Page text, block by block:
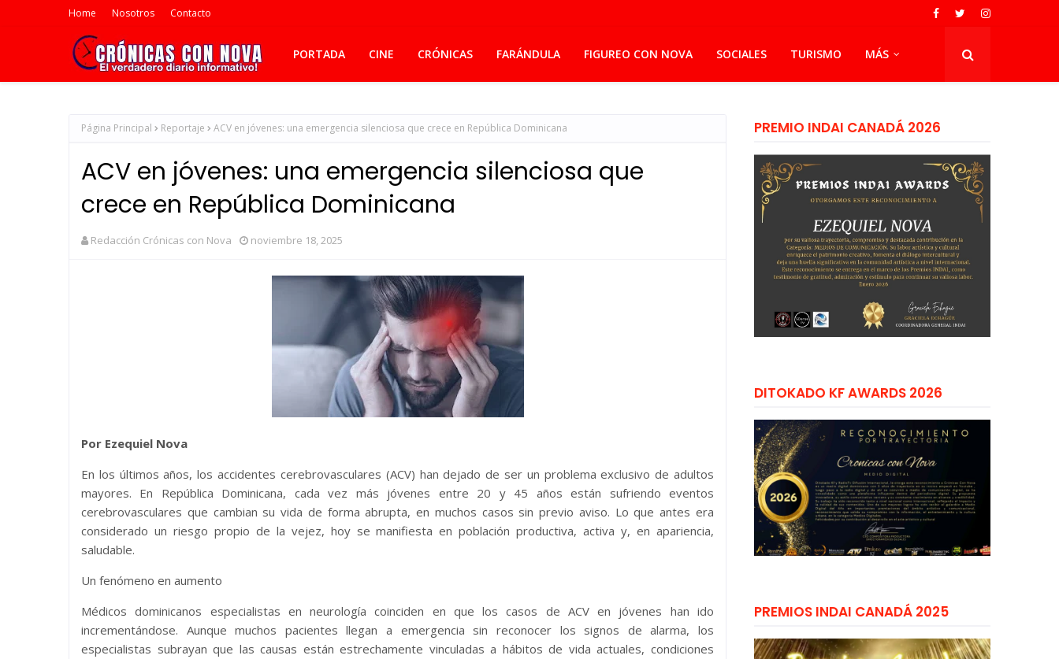
Home Nosotros Contacto
PORTADA CINE CRÓNICAS FARÁNDULA FIGUREO CON NOVA SOCIALES TURISMO MÁS
Página Principal Reportaje ACV en jóvenes: una emergencia silenciosa que crece en República Dominicana
ACV en jóvenes: una emergencia silenciosa que
crece en República Dominicana
Redacción Crónicas con Nova noviembre 18, 2025
Por Ezequiel Nova
En los últimos años, los accidentes cerebrovasculares (ACV) han dejado de ser un problema exclusivo de adultos
mayores. En República Dominicana, cada vez más jóvenes entre 20 y 45 años están sufriendo eventos
cerebrovasculares que cambian su vida de forma abrupta, en muchos casos sin previo aviso. Lo que antes era
considerado un riesgo propio de la vejez, hoy se manifiesta en población productiva, activa y, en apariencia,
saludable.
Un fenómeno en aumento
Médicos dominicanos especialistas en neurología coinciden en que los casos de ACV en jóvenes han ido
incrementándose. Aunque muchos pacientes llegan a emergencia sin reconocer los signos de alarma, los
especialistas subrayan que las causas están estrechamente vinculadas a hábitos de vida actuales, condiciones
PREMIO INDAI CANADÁ 2026
DITOKADO KF AWARDS 2026
PREMIOS INDAI CANADÁ 2025